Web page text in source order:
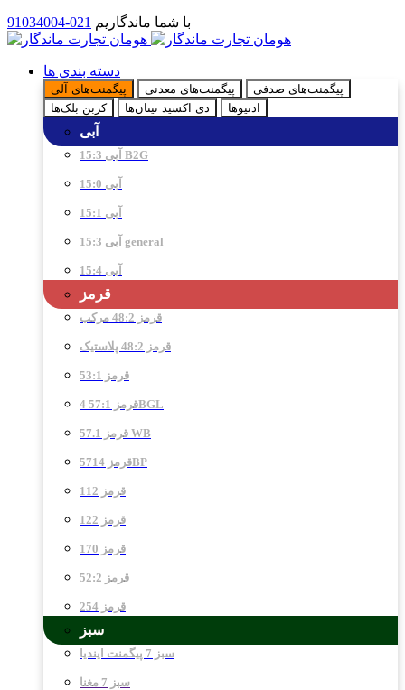
با شما ماندگاریم 021-91034004
دسته بندی ها
پیگمنت‌های آلی پیگمنت‌های معدنی
پیگمنت‌های صدفی
کربن بلک‌ها
دی اکسید تیتان‌ها ادتیو‌ها
آبی
آبی 15:3 B2G
آبی 15:0
آبی 15:1
آبی 15:3 general
آبی 15:4
قرمز
قرمز 48:2 مرکب
قرمز 48:2 پلاستیک
قرمز 53:1
قرمز 57:1 4BGL
قرمز 57.1 WB
قرمز 5714BP
قرمز 112
قرمز 122
قرمز 170
قرمز 52:2
قرمز 254
سبز
سبز 7 پیگمنت ایندیا
سبز 7 مغنا